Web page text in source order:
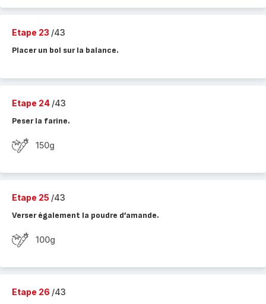
Etape 23 /43
Placer un bol sur la balance.
Etape 24 /43
Peser la farine.
150g
Etape 25 /43
Verser également la poudre d’amande.
100g
Etape 26 /43